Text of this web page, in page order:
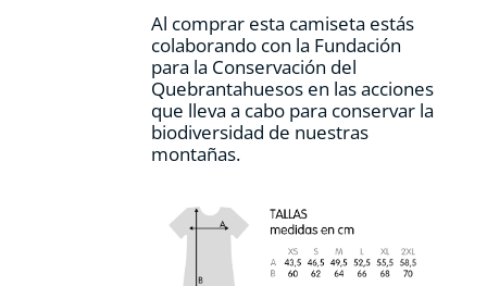
Al comprar esta camiseta estás
colaborando con la Fundación
para la Conservación del
Quebrantahuesos en las acciones
que lleva a cabo para conservar la
biodiversidad de nuestras
montañas.